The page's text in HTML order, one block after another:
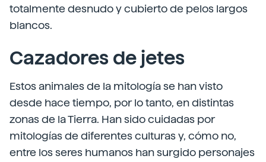
totalmente desnudo y cubierto de pelos largos
blancos.
Cazadores de jetes
Estos animales de la mitología se han visto
desde hace tiempo, por lo tanto, en distintas
zonas de la Tierra. Han sido cuidadas por
mitologías de diferentes culturas y, cómo no,
entre los seres humanos han surgido personajes